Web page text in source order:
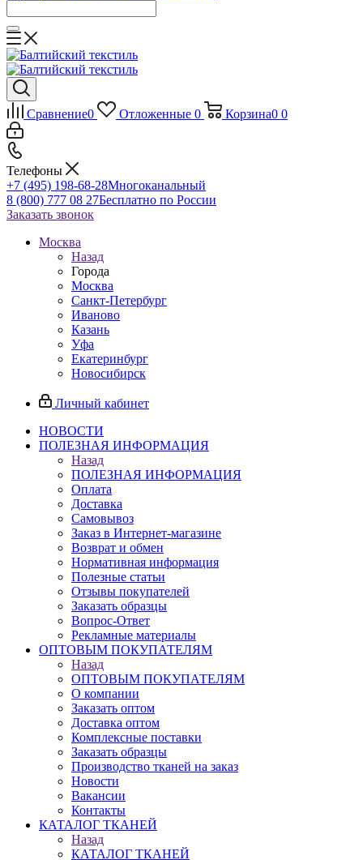
Сравнение0 Отложенные 0 Корзина0 0
Телефоны
+7 (495) 198-68-28Многоканальный
8 (800) 777 08 27Бесплатно по России
Заказать звонок
Москва
Назад
Города
Москва
Санкт-Петербург
Иваново
Казань
Уфа
Екатеринбург
Новосибирск
Личный кабинет
НОВОСТИ
ПОЛЕЗНАЯ ИНФОРМАЦИЯ
Назад
ПОЛЕЗНАЯ ИНФОРМАЦИЯ
Оплата
Доставка
Самовывоз
Заказ в Интернет-магазине
Возврат и обмен
Нормативная информация
Полезные статьи
Отзывы покупателей
Заказать образцы
Вопрос-Ответ
Рекламные материалы
ОПТОВЫМ ПОКУПАТЕЛЯМ
Назад
ОПТОВЫМ ПОКУПАТЕЛЯМ
О компании
Заказать оптом
Доставка оптом
Комплексные поставки
Заказать образцы
Производство тканей на заказ
Новости
Вакансии
Контакты
КАТАЛОГ ТКАНЕЙ
Назад
КАТАЛОГ ТКАНЕЙ